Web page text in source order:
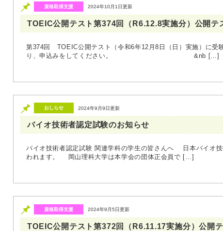
資格取得支援 2024年10月1日更新
TOEIC公開テスト第374回（R6.12.8実施分）公開テ
第374回 TOEIC公開テスト（令和6年12月8日（日）実施）に受
り、申込みをしてください。 &nb […]
おしらせ 2024年9月9日更新
バイオ技術者認定試験のお知らせ
バイオ技術者認定試験 関連学科の学生の皆さんへ 日本バイオ
われます。 岡山理科大学は本学会の団体正会員で […]
資格取得支援 2024年9月5日更新
TOEIC公開テスト第372回（R6.11.17実施分）公開